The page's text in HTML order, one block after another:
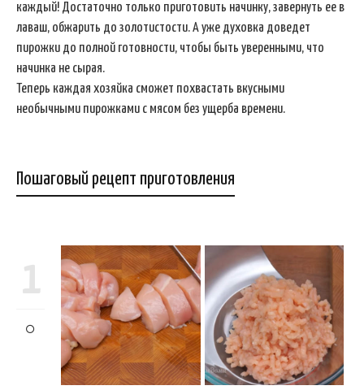
каждый! Достаточно только приготовить начинку, завернуть ее в
лаваш, обжарить до золотистости. А уже духовка доведет
пирожки до полной готовности, чтобы быть уверенными, что
начинка не сырая.
Теперь каждая хозяйка сможет похвастать вкусными
необычными пирожками с мясом без ущерба времени.
Пошаговый рецепт приготовления
1